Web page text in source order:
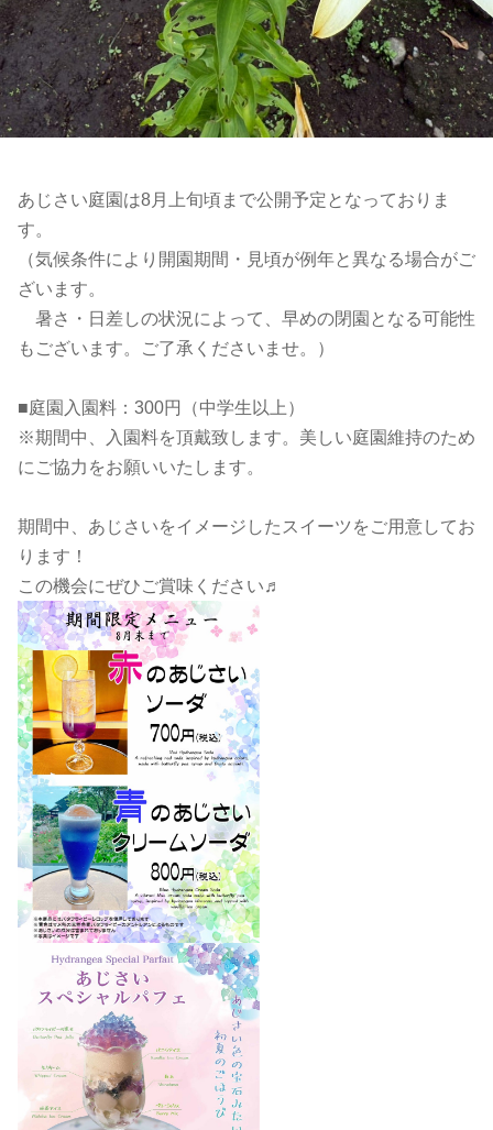
あじさい庭園は8月上旬頃まで公開予定となっておりま
す。
（気候条件により開園期間・見頃が例年と異なる場合がご
ざいます。
暑さ・日差しの状況によって、早めの閉園となる可能性
もございます。ご了承くださいませ。）
■庭園入園料：300円（中学生以上）
※期間中、入園料を頂戴致します。美しい庭園維持のため
にご協力をお願いいたします。
期間中、あじさいをイメージしたスイーツをご用意してお
ります！
この機会にぜひご賞味ください♬